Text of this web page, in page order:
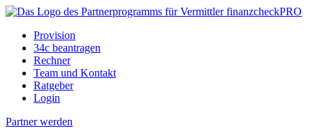
Provision
34c beantragen
Rechner
Team und Kontakt
Ratgeber
Login
Partner werden